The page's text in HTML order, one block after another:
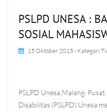
PSLPD UNESA :
SOSIAL
15 Oktober 2015 - Kategori
PSLPD Unesa;Malang.
Disabilitas (PSLPD) Unesa